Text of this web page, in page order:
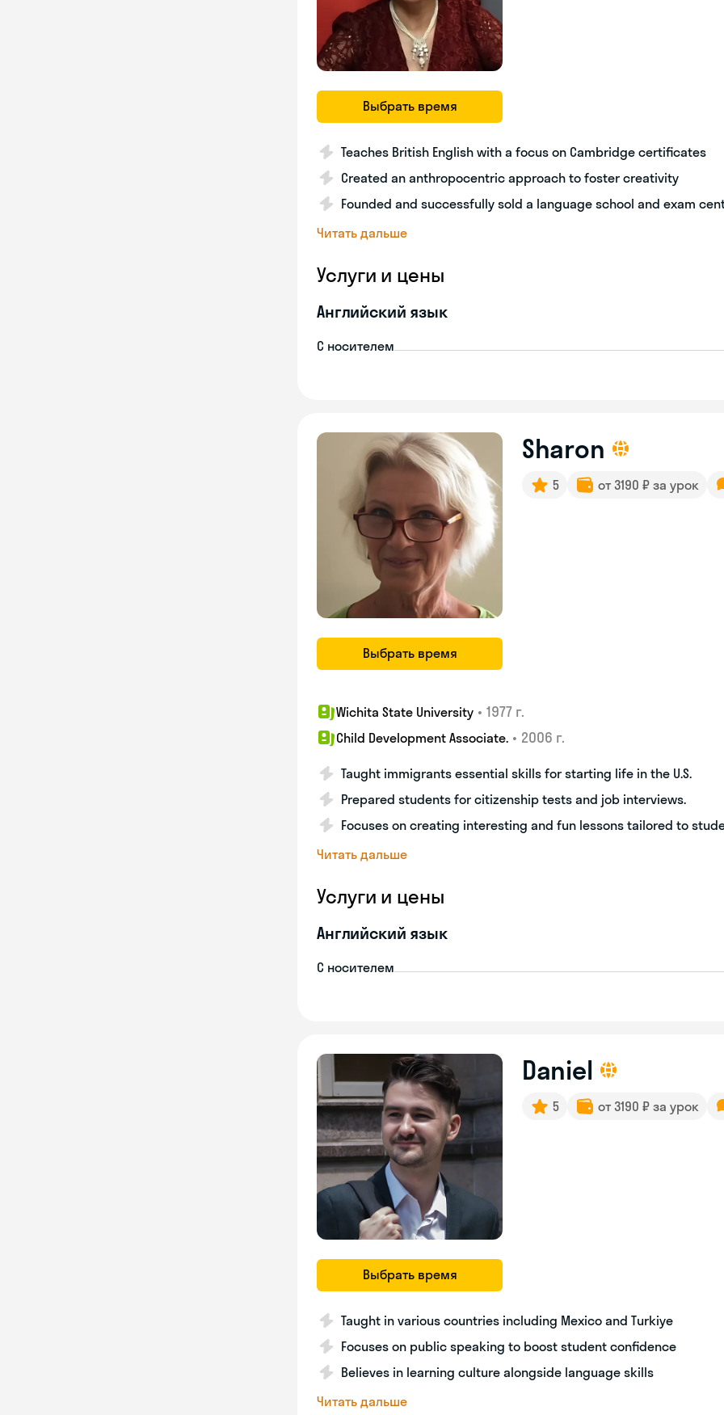
Выбрать время
Teaches British English with a focus on Cambridge certificates
Created an anthropocentric approach to foster creativity
Founded and successfully sold a language school and exam
Читать дальше
Услуги и цены
Английский язык
С носителем
Выбрать время
Sharon
5 от 3190 ₽ за урок
Wichita State University • 1977 г.
Child Development Associate. • 2006 г.
Taught immigrants essential skills for starting life in the U.S.
Prepared students for citizenship tests and job interviews.
Focuses on creating interesting and fun lessons tailored to
Читать дальше
Услуги и цены
Английский язык
С носителем
Выбрать время
Daniel
5 от 3190 ₽ за урок
Taught in various countries including Mexico and Turkiye
Focuses on public speaking to boost student confidence
Believes in learning culture alongside language skills
Читать дальше